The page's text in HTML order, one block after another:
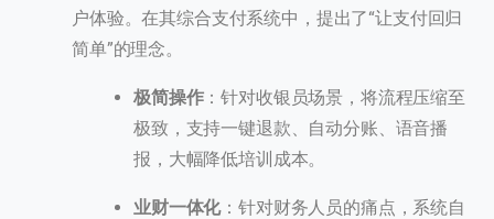
户体验。在其综合支付系统中，提出了“让支付回归
简单”的理念。
极简操作：针对收银员场景，将流程压缩至
极致，支持一键退款、自动分账、语音播
报，大幅降低培训成本。
业财一体化：针对财务人员的痛点，系统自